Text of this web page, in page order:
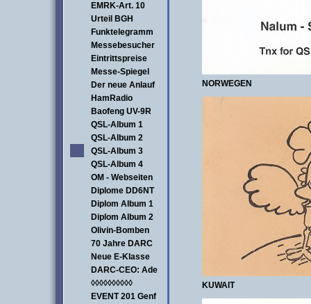
EMRK-Art. 10
Urteil BGH
Funktelegramm
Messebesucher
Eintrittspreise
Messe-Spiegel
Der neue Anlauf
HamRadio
Baofeng UV-9R
QSL-Album 1
QSL-Album 2
QSL-Album 3
QSL-Album 4
OM - Webseiten
Diplome DD6NT
Diplom Album 1
Diplom Album 2
Olivin-Bomben
70 Jahre DARC
Neue E-Klasse
DARC-CEO: Ade
◊◊◊◊◊◊◊◊◊◊
EVENT 201 Genf
NORWEGEN
KUWAIT